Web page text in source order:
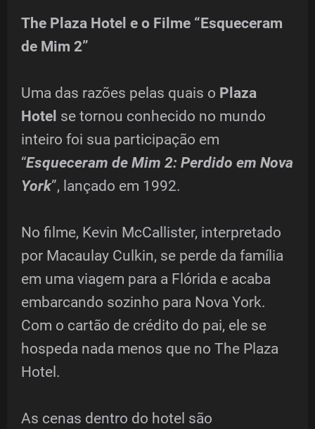
The Plaza Hotel e o Filme “Esqueceram
de Mim 2”
Uma das razões pelas quais o Plaza
Hotel se tornou conhecido no mundo
inteiro foi sua participação em
“Esqueceram de Mim 2: Perdido em Nova
York”, lançado em 1992.
No filme, Kevin McCallister, interpretado
por Macaulay Culkin, se perde da família
em uma viagem para a Flórida e acaba
embarcando sozinho para Nova York.
Com o cartão de crédito do pai, ele se
hospeda nada menos que no The Plaza
Hotel.
As cenas dentro do hotel são